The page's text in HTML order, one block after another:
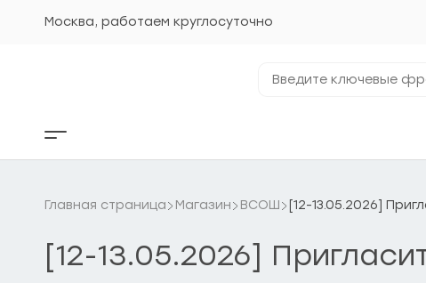
Москва, работаем круглосуточно
ключевые
Кнопка
бокового
Главная страница Магазин ВСОШ [12-13.05.2026]
[12-13.05.2026]